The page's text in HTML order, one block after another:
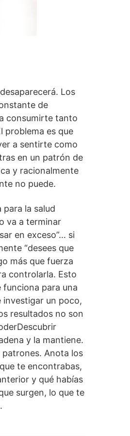
Los
de
consumirte tanto
problema es que
a sentirte como
en un patrón de
y racionalmente
no puede.
la salud
va a terminar
en exceso”… si
“desees que
más que fuerza
controlarla. Esto
para una
investigar un poco,
resultados no son
y la mantiene.
Anota los
te encontrabas,
y qué habías
surgen, lo que te